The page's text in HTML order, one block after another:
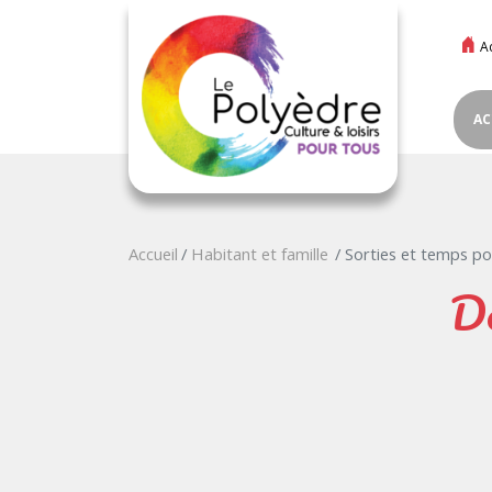
Accueil Habitant et famille Sorties et temps